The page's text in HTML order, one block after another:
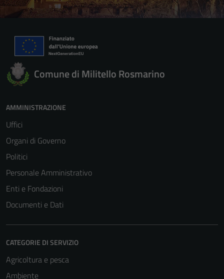
Comune di Militello Rosmarino
AMMINISTRAZIONE
Uffici
Organi di Governo
Politici
Personale Amministrativo
Enti e Fondazioni
Documenti e Dati
CATEGORIE DI SERVIZIO
Agricoltura e pesca
Ambiente